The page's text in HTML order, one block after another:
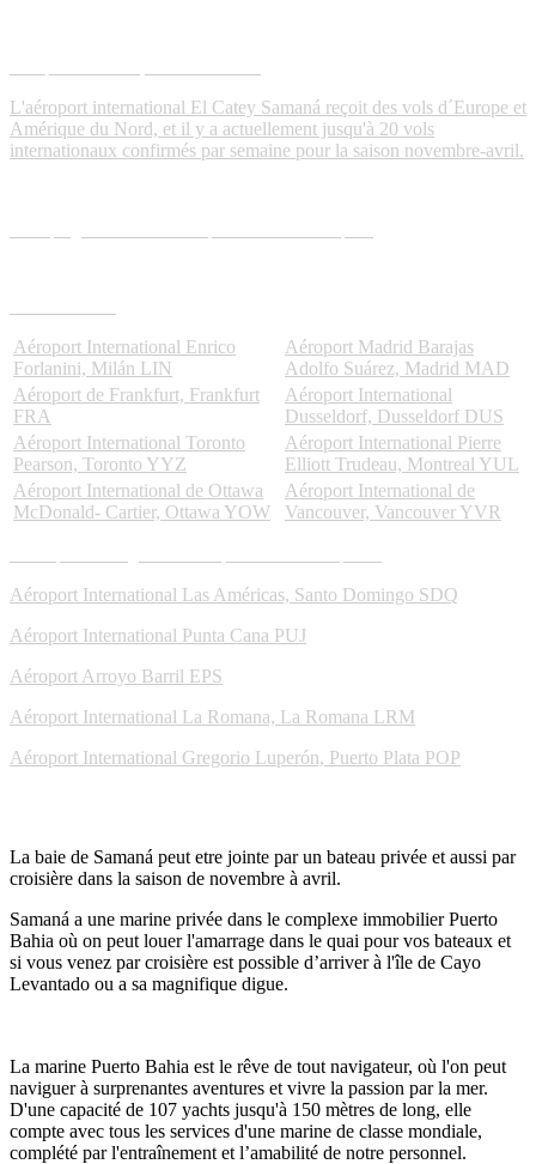
L'aéroport international El Catey Samaná reçoit des vols d´Europe et
Amérique du Nord, et il y a actuellement jusqu'à 20 vols
internationaux confirmés par semaine pour la saison novembre-avril.
Aéroport International Enrico
Forlanini, Milán LIN
Aéroport Madrid Barajas
Adolfo Suárez, Madrid MAD
Aéroport de Frankfurt, Frankfurt
FRA
Aéroport International
Dusseldorf, Dusseldorf DUS
Aéroport International Toronto
Pearson, Toronto YYZ
Aéroport International Pierre
Elliott Trudeau, Montreal YUL
Aéroport International de Ottawa
McDonald- Cartier, Ottawa YOW
Aéroport International de
Vancouver, Vancouver YVR
Aéroport International Las Américas, Santo Domingo SDQ
Aéroport International Punta Cana PUJ
Aéroport Arroyo Barril EPS
Aéroport International La Romana, La Romana LRM
Aéroport International Gregorio Luperón, Puerto Plata POP
La baie de Samaná peut etre jointe par un bateau privée et aussi par
croisière dans la saison de novembre à avril.
Samaná a une marine privée dans le complexe immobilier Puerto
Bahia où on peut louer l'amarrage dans le quai pour vos bateaux et
si vous venez par croisière est possible d’arriver à l'île de Cayo
Levantado ou a sa magnifique digue.
La marine Puerto Bahia est le rêve de tout navigateur, où l'on peut
naviguer à surprenantes aventures et vivre la passion par la mer.
D'une capacité de 107 yachts jusqu'à 150 mètres de long, elle
compte avec tous les services d'une marine de classe mondiale,
complété par l'entraînement et l’amabilité de notre personnel.